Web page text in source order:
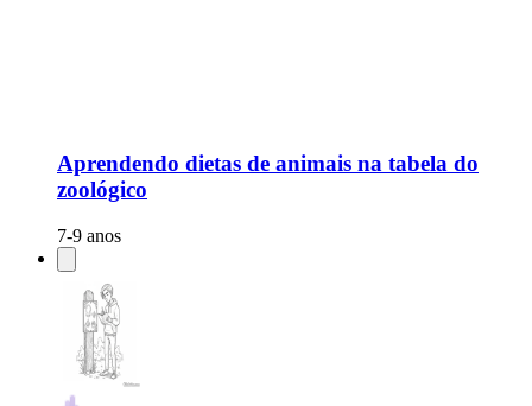
Aprendendo dietas de animais na tabela do
zoológico
7-9 anos